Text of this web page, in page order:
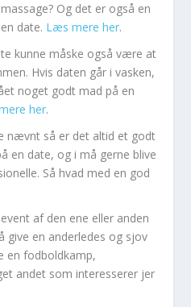
Og det er også en
date. Læs mere her.
kunne måske også være at
Hvis daten går i vasken,
noget godt mad på en
her.
nævnt så er det altid et godt
en date, og i må gerne blive
Så hvad med en god
af den ene eller anden
give en anderledes og sjov
en fodboldkamp,
andet som interesserer jer